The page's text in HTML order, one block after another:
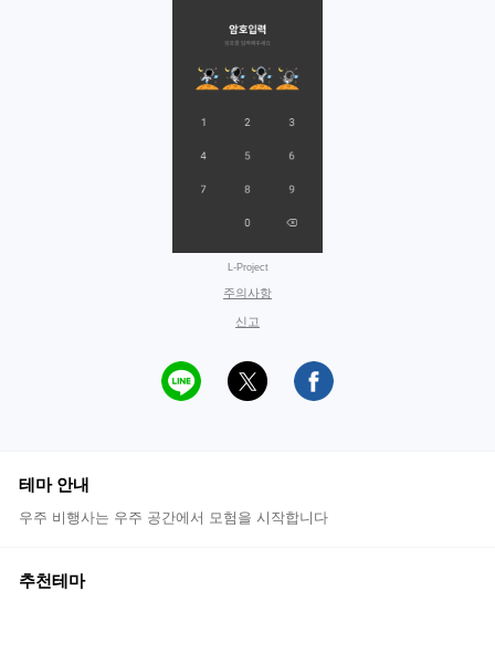
L-Project
주의사항
신고
테마 안내
우주 비행사는 우주 공간에서 모험을 시작합니다
추천테마